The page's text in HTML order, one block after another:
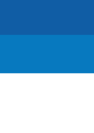
- REA 888781